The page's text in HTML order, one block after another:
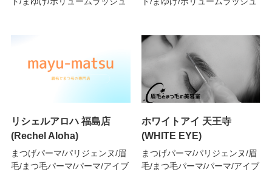
リシェルアロハ 福島店
(Rechel Aloha)
まつげパーマ/パリジェンヌ/眉
毛/まつ毛パーマ/パーマ/アイブ
ホワイトアイ 天王寺
(WHITE EYE)
まつげパーマ/パリジェンヌ/眉
毛/まつ毛パーマ/パーマ/アイブ